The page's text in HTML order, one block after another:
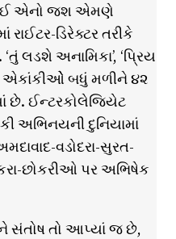
એનો જશ એમણે
રાઈટર-ડિરેક્ટર તરીકે
લડશે અનામિકા’, ‘પ્રિય
એકાંકીઓે બધું મળીને ૪૨
છે. ઈન્ટરકોલેજિયેટ
અભિનયની દુનિયામાં
વડોદરા-સુરત-
છોકરીઓ પર અભિષેક
સંતોષ તો આપ્યાં જ છે,